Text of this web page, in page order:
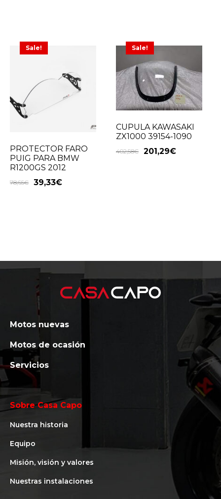
Sale!
PROTECTOR FARO
PUIG PARA BMW
R1200GS 2012
78,65€ 39,33€
Sale!
CUPULA KAWASAKI
ZX1000 39154-1090
402,58€ 201,29€
Motos nuevas
Motos de ocasión
Servicios
Sobre Casa Capo
Nuestra historia
Equipo
Misión, visión y valores
Nuestras instalaciones